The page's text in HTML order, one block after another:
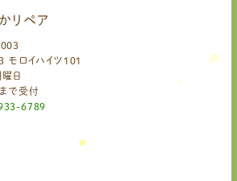
リペア
ロイハイツ101
曜日
で受付
6789